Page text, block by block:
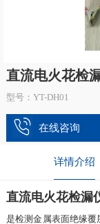
直流电火花检
型号：YT-DH01
在线咨询
详情介绍
直流电火花检漏
是检测金属表面绝缘